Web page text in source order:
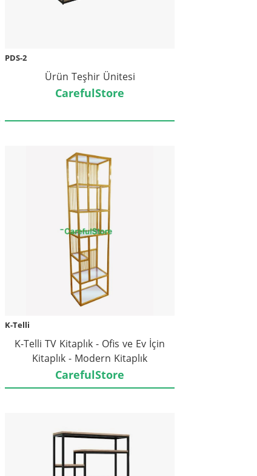
PDS-2
Ürün Teşhir Ünitesi
CarefulStore
K-Telli
K-Telli TV Kitaplık - Ofis ve Ev İçin
Kitaplık - Modern Kitaplık
CarefulStore